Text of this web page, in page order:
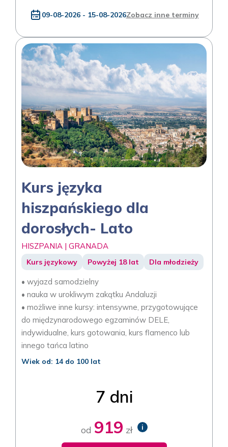
09-08-2026 - 15-08-2026Zobacz inne terminy
Kurs języka
hiszpańskiego dla
dorosłych- Lato
HISZPANIA | GRANADA
Kurs językowy Powyżej 18 lat Dla młodzieży
• wyjazd samodzielny
• nauka w urokliwym zakątku Andaluzji
• możliwe inne kursy: intensywne, przygotowujące
do międzynarodowego egzaminów DELE,
indywidualne, kurs gotowania, kurs flamenco lub
innego tańca latino
Wiek od: 14 do 100 lat
7 dni
od 919 zł i